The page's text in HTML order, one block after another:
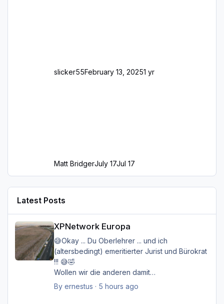
slicker55February 13, 20251 yr
Matt BridgerJuly 17Jul 17
Latest Posts
XPNetwork Europa
😅Okay ... Du Oberlehrer ... und ich
(altersbedingt) emeritierter Jurist und Bürokrat
!!! 😅🤣
Wollen wir die anderen damit
belasten/belästigen?
By ernestus · 5 hours ago